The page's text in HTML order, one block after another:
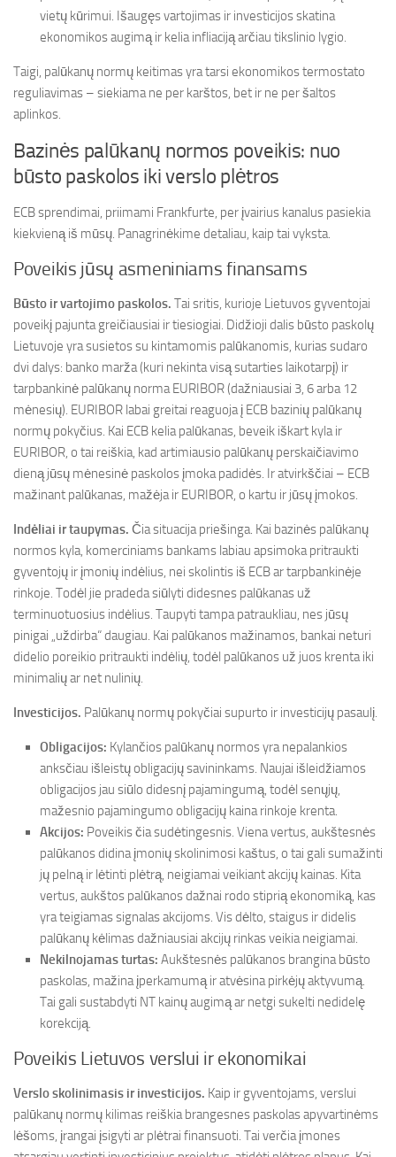
vietų kūrimui. Išaugęs vartojimas ir investicijos skatina
ekonomikos augimą ir kelia infliaciją arčiau tikslinio lygio.
Taigi, palūkanų normų keitimas yra tarsi ekonomikos termostato
reguliavimas – siekiama ne per karštos, bet ir ne per šaltos
aplinkos.
Bazinės palūkanų normos poveikis: nuo
būsto paskolos iki verslo plėtros
ECB sprendimai, priimami Frankfurte, per įvairius kanalus pasiekia
kiekvieną iš mūsų. Panagrinėkime detaliau, kaip tai vyksta.
Poveikis jūsų asmeniniams finansams
Būsto ir vartojimo paskolos. Tai sritis, kurioje Lietuvos gyventojai
poveikį pajunta greičiausiai ir tiesiogiai. Didžioji dalis būsto paskolų
Lietuvoje yra susietos su kintamomis palūkanomis, kurias sudaro
dvi dalys: banko marža (kuri nekinta visą sutarties laikotarpį) ir
tarpbankinė palūkanų norma EURIBOR (dažniausiai 3, 6 arba 12
mėnesių). EURIBOR labai greitai reaguoja į ECB bazinių palūkanų
normų pokyčius. Kai ECB kelia palūkanas, beveik iškart kyla ir
EURIBOR, o tai reiškia, kad artimiausio palūkanų perskaičiavimo
dieną jūsų mėnesinė paskolos įmoka padidės. Ir atvirkščiai – ECB
mažinant palūkanas, mažėja ir EURIBOR, o kartu ir jūsų įmokos.
Indėliai ir taupymas. Čia situacija priešinga. Kai bazinės palūkanų
normos kyla, komerciniams bankams labiau apsimoka pritraukti
gyventojų ir įmonių indėlius, nei skolintis iš ECB ar tarpbankinėje
rinkoje. Todėl jie pradeda siūlyti didesnes palūkanas už
terminuotuosius indėlius. Taupyti tampa patraukliau, nes jūsų
pinigai „uždirba“ daugiau. Kai palūkanos mažinamos, bankai neturi
didelio poreikio pritraukti indėlių, todėl palūkanos už juos krenta iki
minimalių ar net nulinių.
Investicijos. Palūkanų normų pokyčiai supurto ir investicijų pasaulį.
Obligacijos: Kylančios palūkanų normos yra nepalankios
anksčiau išleistų obligacijų savininkams. Naujai išleidžiamos
obligacijos jau siūlo didesnį pajamingumą, todėl senųjų,
mažesnio pajamingumo obligacijų kaina rinkoje krenta.
Akcijos: Poveikis čia sudėtingesnis. Viena vertus, aukštesnės
palūkanos didina įmonių skolinimosi kaštus, o tai gali sumažinti
jų pelną ir lėtinti plėtrą, neigiamai veikiant akcijų kainas. Kita
vertus, aukštos palūkanos dažnai rodo stiprią ekonomiką, kas
yra teigiamas signalas akcijoms. Vis dėlto, staigus ir didelis
palūkanų kėlimas dažniausiai akcijų rinkas veikia neigiamai.
Nekilnojamas turtas: Aukštesnės palūkanos brangina būsto
paskolas, mažina įperkamumą ir atvėsina pirkėjų aktyvumą.
Tai gali sustabdyti NT kainų augimą ar netgi sukelti nedidelę
korekciją.
Poveikis Lietuvos verslui ir ekonomikai
Verslo skolinimasis ir investicijos. Kaip ir gyventojams, verslui
palūkanų normų kilimas reiškia brangesnes paskolas apyvartinėms
lėšoms, įrangai įsigyti ar plėtrai finansuoti. Tai verčia įmones